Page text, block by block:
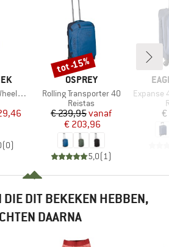
On
prijs
(0)
MERK
OSPREY
Artikel
Rolling Transporter 40
Productgroep
Reistas
Prijs
€ 239,95Verlaagde prijs
vanaf
€ 203,96
5,0( 1)
Korting
tot -15%
Artikel
Expanse 4-
€
DIE DIT BEKEKEN HEBBEN,
DAARNA